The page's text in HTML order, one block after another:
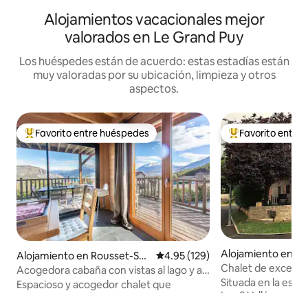
Alojamientos vacacionales mejor
valorados en Le Grand Puy
Los huéspedes están de acuerdo: estas estadías están
muy valoradas por su ubicación, limpieza y otros
aspectos.
Favorito entre huéspedes preferido
Favorito entre huéspedes
Alojamiento en Rousset-Ser
re-Ponçon
Calificación promedio: 4.95 de
4.95 (129)
Acogedora cabaña con vistas al lago y a
la montaña
Espacioso y acogedor chalet que
Favorito entre
Favorito entre
Alojamiento en
Chalet de
Ski Montclar -
Situada en la